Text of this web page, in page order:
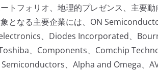
トフォリオ、地理的プレゼンス、主要
となる主要企業には、ON
、Diodes Incorporated、
、Components、Comchip
、Alpha and Omega、